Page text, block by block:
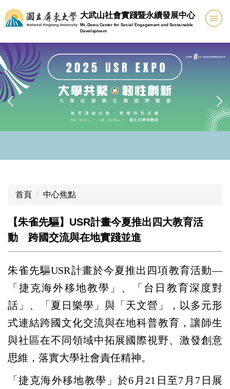
跳
到
要
內
容
區
大武山社會實踐暨永續發展中心
Mt. Dawu Center for Social Engagement and Sustainable
Development
首頁 中心焦點
【朱雀先驅】USR計畫今夏推出四大教育活
動 跨國交流與在地實踐並進
朱雀先驅USR計畫於今夏推出四項教育活動—
「捷克海外移地教學」、「台日教育深度對
話」、「夏日樂學」與「天文營」，以多元形
式連結跨國文化交流與在地科普教育，讓師生
與社區在不同領域中拓展國際視野、激發創意
思維，落實大學社會責任精神。
「捷克海外移地教學」於6月21日至7月7日展